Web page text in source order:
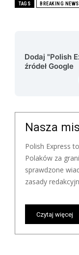
TAGS BREAKING NEWS
Dodaj "Polish
źródeł Google
Nasza
Polish Express
Polaków za
sprawdzone
zasady
Czytaj więcej